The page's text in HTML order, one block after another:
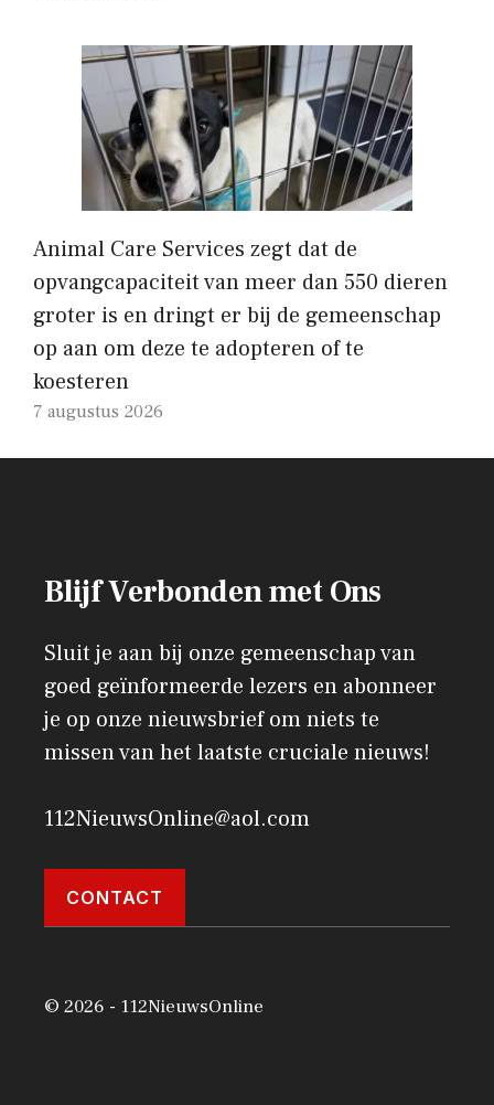
Animal Care Services zegt dat de
opvangcapaciteit van meer dan 550 dieren
groter is en dringt er bij de gemeenschap
op aan om deze te adopteren of te
koesteren
7 augustus 2026
Blijf Verbonden met Ons
Sluit je aan bij onze gemeenschap van
goed geïnformeerde lezers en abonneer
je op onze nieuwsbrief om niets te
missen van het laatste cruciale nieuws!
112NieuwsOnline@aol.com
CONTACT
© 2026 - 112NieuwsOnline